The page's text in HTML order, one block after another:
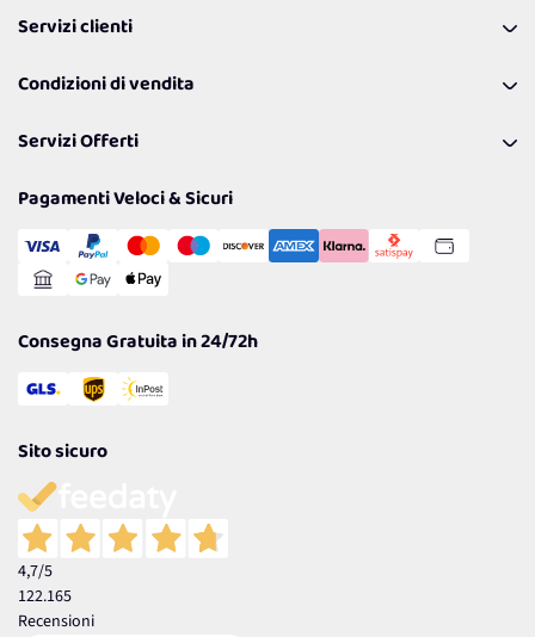
Coupon
Lavora con noi
Politiche per la parità di genere
Servizi clienti
Richiamami
Resi
Condizioni di vendita
Spedizioni
Cookie Policy
Gestisci Cookie
Servizi Offerti
Reso Facile e Veloce
Pagamenti Veloci & Sicuri
Consegna Gratuita in 24/72h
Sito sicuro
4,7/5
122.165
Recensioni